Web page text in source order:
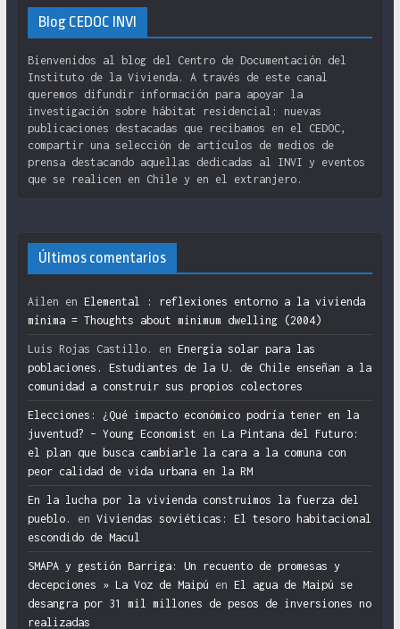
Blog CEDOC INVI
Bienvenidos al blog del Centro de Documentación del
Instituto de la Vivienda. A través de este canal
queremos difundir información para apoyar la
investigación sobre hábitat residencial: nuevas
publicaciones destacadas que recibamos en el CEDOC,
compartir una selección de artículos de medios de
prensa destacando aquellas dedicadas al INVI y eventos
que se realicen en Chile y en el extranjero.
Últimos comentarios
Ailen en Elemental : reflexiones entorno a la vivienda
mínima = Thoughts about minimum dwelling (2004)
Luis Rojas Castillo. en Energía solar para las
poblaciones. Estudiantes de la U. de Chile enseñan a la
comunidad a construir sus propios colectores
Elecciones: ¿Qué impacto económico podría tener en la
juventud? – Young Economist en La Pintana del Futuro:
el plan que busca cambiarle la cara a la comuna con
peor calidad de vida urbana en la RM
En la lucha por la vivienda construimos la fuerza del
pueblo.
en Viviendas soviéticas: El tesoro habitacional
escondido de Macul
SMAPA y gestión Barriga: Un recuento de promesas y
decepciones » La Voz de Maipú en El agua de Maipú se
desangra por 31 mil millones de pesos de inversiones no
realizadas